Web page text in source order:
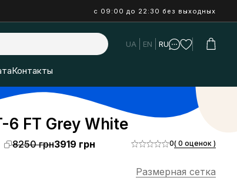
с 09:00 до 22:30 без выходных
UA EN RU
Контакты
6 FT Grey White
8250 грн3919 грн 0( 0 оценок )
Размерная сетка